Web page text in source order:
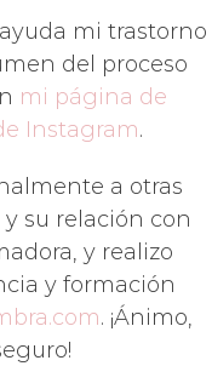
mi trastorno
del proceso
mi página de
Instagram.
a otras
su relación con
y realizo
y formación
. ¡Ánimo,